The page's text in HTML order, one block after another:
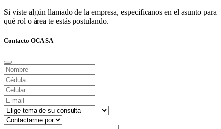
Si viste algún llamado de la empresa, especificanos en el asunto para
qué rol o área te estás postulando.
Contacto OCA SA